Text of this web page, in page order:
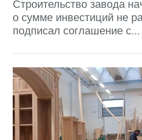
Строительство завода
о сумме инвестиций не
подписал соглашение с...